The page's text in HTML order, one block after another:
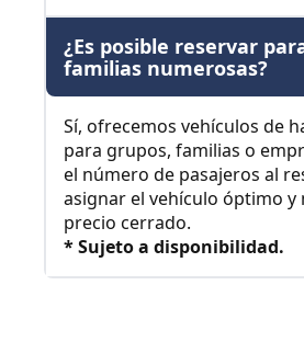
¿Es posible reservar
familias numerosas?
Sí, ofrecemos vehículos de
para grupos, familias o
el número de pasajeros al
asignar el vehículo óptimo y
precio cerrado.
* Sujeto a disponibilidad.